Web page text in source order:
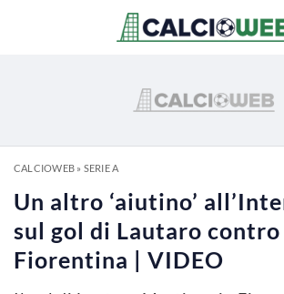
CALCIOWEB» SERIE A
Un altro ‘aiutino’
sul gol di Lautaro contro
Fiorentina | VIDEO